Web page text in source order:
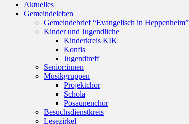
oben
scrollen
Aktuelles
Gemeindeleben
Gemeindebrief “Evangelisch in Heppenheim”
Kinder und Jugendliche
Kinderkreis KIK
Konfis
Jugendtreff
Senior:innen
Musikgruppen
Projektchor
Schola
Posaunenchor
Besuchsdienstkreis
Lesezirkel